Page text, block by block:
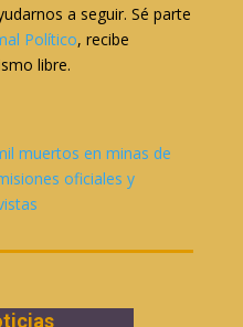
a seguir. Sé parte
Político, recibe
libre.
muertos en minas de
oficiales y